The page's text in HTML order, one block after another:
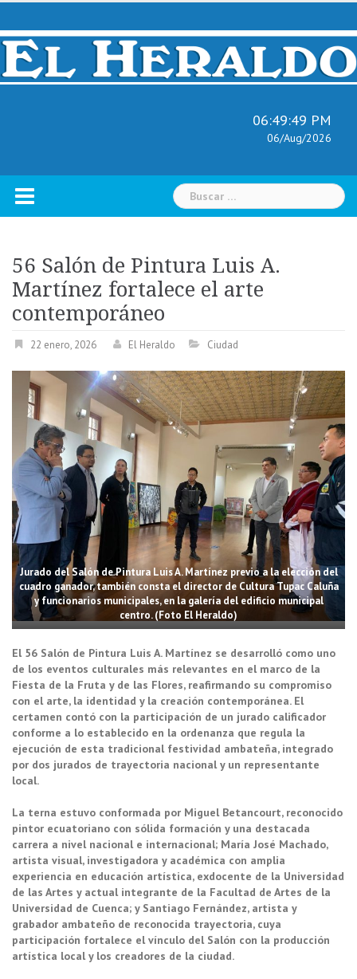
Skip
content
06:49:51 PM
06/Aug/2026
Buscar:
56 Salón de Pintura Luis A.
Martínez fortalece el arte
contemporáneo
22 enero, 2026 El Heraldo Ciudad
Jurado del Salón de Pintura Luis A. Martínez previo a la elección del
cuadro ganador, también consta el director de Cultura Tupac Caluña
y funcionarios municipales, en la galería del edificio municipal
centro. (Foto El Heraldo)
El 56 Salón de Pintura Luis A. Martínez se desarrolló como uno
de los eventos culturales más relevantes en el marco de la
Fiesta de la Fruta y de las Flores, reafirmando su compromiso
con el arte, la identidad y la creación contemporánea. El
certamen contó con la participación de un jurado calificador
conforme a lo establecido en la ordenanza que regula la
ejecución de esta tradicional festividad ambateña, integrado
por dos jurados de trayectoria nacional y un representante
local.
La terna estuvo conformada por Miguel Betancourt, reconocido
pintor ecuatoriano con sólida formación y una destacada
carrera a nivel nacional e internacional; María José Machado,
artista visual, investigadora y académica con amplia
experiencia en educación artística, exdocente de la Universidad
de las Artes y actual integrante de la Facultad de Artes de la
Universidad de Cuenca; y Santiago Fernández, artista y
grabador ambateño de reconocida trayectoria, cuya
participación fortalece el vínculo del Salón con la producción
artística local y los creadores de la ciudad.